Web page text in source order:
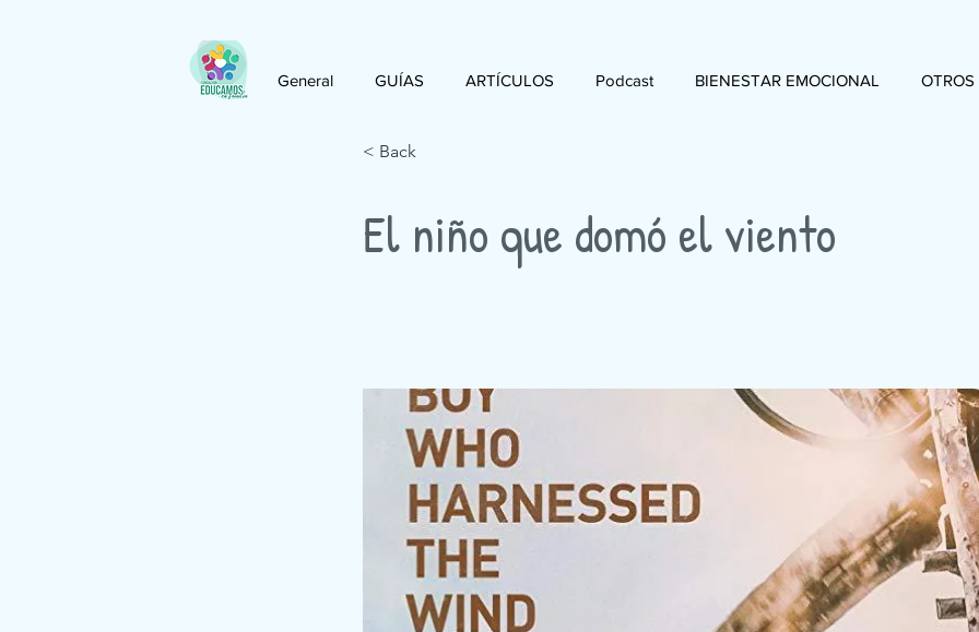
General GUÍAS ARTÍCULOS Podcast BIENESTAR EMOCIONAL OTROS
< Back
El niño que domó el viento